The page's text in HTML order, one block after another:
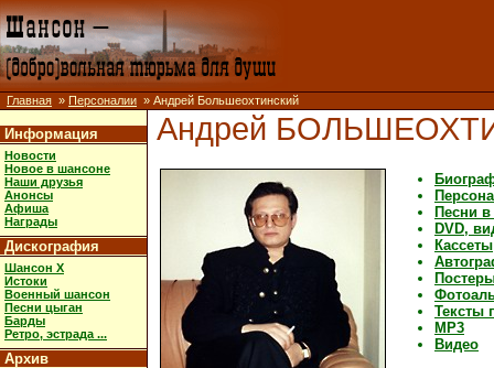
Главная » Персоналии » Андрей Большеохтинский
Информация
Новости
Новое в шансоне
Наши друзья
Анонсы
Афиша
Награды
Дискография
Шансон X
Истоки
Военный шансон
Песни цыган
Барды
Ретро, эстрада ...
Архив
Андрей
Песни
DVD,
Кассеты
Тексты
MP3
Видео